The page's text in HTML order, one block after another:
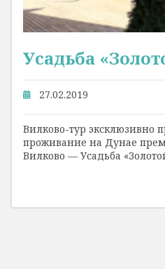
Усадьба
27.02.2019
Вилково-тур эксклюзивно
проживание на Дунае
Вилково — Усадьба